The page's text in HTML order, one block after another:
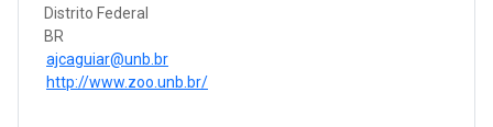
Distrito Federal
BR
ajcaguiar@unb.br
http://www.zoo.unb.br/